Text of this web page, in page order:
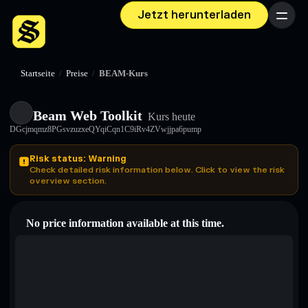
Jetzt herunterladen Menü
Startseite / Preise / BEAM-Kurs
Beam Web Toolkit Kurs heute
DGcjmqmz8PGsvzuzxeQYqiCqn1C9iRv4ZVwjjpa6pump
Risk status: Warning
Check detailed risk information below. Click to view the risk
overview section.
No price information available at this time.